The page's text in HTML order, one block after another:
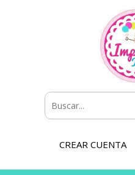
CREAR CUENTA